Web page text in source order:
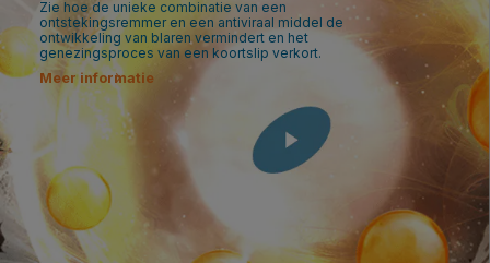
Zie hoe de unieke combinatie van een
ontstekingsremmer en een antiviraal middel de
ontwikkeling van blaren vermindert en het
genezingsproces van een koortslip verkort.
Meer informatie